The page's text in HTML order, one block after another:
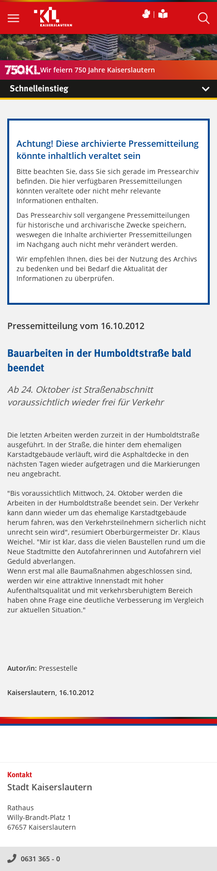
Wir feiern 750 Jahre Kaiserslautern
Schnelleinstieg
Achtung! Diese archivierte Pressemitteilung
könnte inhaltlich veraltet sein
Bitte beachten Sie, dass Sie sich gerade im Pressearchiv
befinden. Die hier verfügbaren Pressemitteilungen
könnten veraltete oder nicht mehr relevante
Informationen enthalten.
Das Pressearchiv soll vergangene Pressemitteilungen
für historische und archivarische Zwecke speichern,
weswegen die Inhalte archivierter Pressemitteilungen
im Nachgang auch nicht mehr verändert werden.
Wir empfehlen Ihnen, dies bei der Nutzung des Archivs
zu bedenken und bei Bedarf die Aktualität der
Informationen zu überprüfen.
Pressemitteilung vom 16.10.2012
Bauarbeiten in der Humboldtstraße bald
beendet
Ab 24. Oktober ist Straßenabschnitt
voraussichtlich wieder frei für Verkehr
Die letzten Arbeiten werden zurzeit in der Humboldtstraße
ausgeführt. In der Straße, die hinter dem ehemaligen
Karstadtgebäude verläuft, wird die Asphaltdecke in den
nächsten Tagen wieder aufgetragen und die Markierungen
neu angebracht.
"Bis voraussichtlich Mittwoch, 24. Oktober werden die
Arbeiten in der Humboldtstraße beendet sein. Der Verkehr
kann dann wieder um das ehemalige Karstadtgebäude
herum fahren, was den Verkehrsteilnehmern sicherlich nicht
unrecht sein wird", resümiert Oberbürgermeister Dr. Klaus
Weichel. "Mir ist klar, dass die vielen Baustellen rund um die
Neue Stadtmitte den Autofahrerinnen und Autofahrern viel
Geduld abverlangen.
Wenn erst mal alle Baumaßnahmen abgeschlossen sind,
werden wir eine attraktive Innenstadt mit hoher
Aufenthaltsqualität und mit verkehrsberuhigtem Bereich
haben ohne Frage eine deutliche Verbesserung im Vergleich
zur aktuellen Situation."
Autor/in: Pressestelle
Kaiserslautern, 16.10.2012
Kontakt
Stadt Kaiserslautern
Rathaus
Willy-Brandt-Platz 1
67657 Kaiserslautern
0631 365 - 0